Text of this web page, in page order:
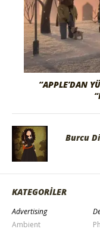
“APPLE’DAN
Burcu
KATEGORİLER
Advertising
Ambient